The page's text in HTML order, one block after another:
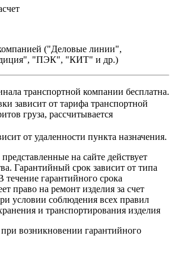
("Деловые линии",
"ПЭК", "КИТ" и др.)
транспортной компании бесплатна.
зависит от тарифа транспортной
груза, рассчитывается
от удаленности пункта назначения.
на сайте действует
Гарантийный срок зависит от типа
течение гарантийного срока
право на ремонт изделия за счет
условии соблюдения всех правил
и транспортирования изделия
возникновении гарантийного